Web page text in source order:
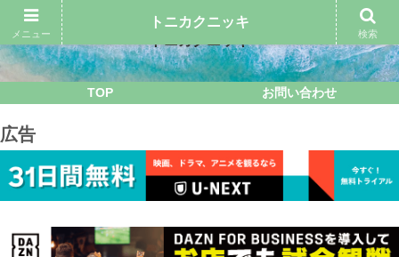
TOP お問い合わせ
広告
メニュー
トニカクニッキ
検索